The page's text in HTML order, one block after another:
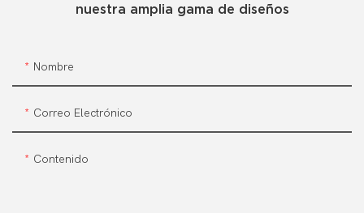
nuestra amplia gama de diseños
Nombre
Correo Electrónico
Contenido